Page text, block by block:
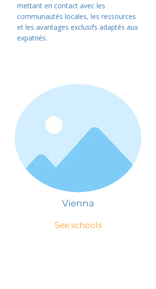
mettant en contact avec les
communautés locales, les ressources
et les avantages exclusifs adaptés aux
expatriés.
Vienna
See schools